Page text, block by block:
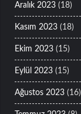
Aralık 2023 (18)
Kasım 2023 (18)
Ekim 2023 (15)
Eylül 2023 (15)
Ağustos 2023 (16)